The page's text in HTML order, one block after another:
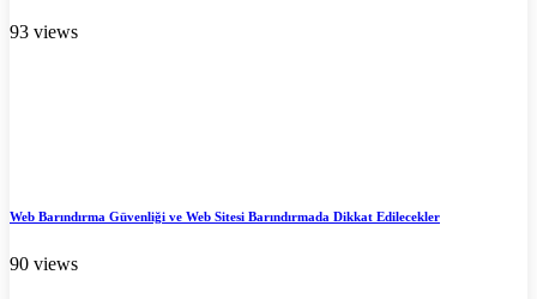
93 views
Web Barındırma Güvenliği ve Web Sitesi Barındırmada Dikkat Edilecekler
90 views